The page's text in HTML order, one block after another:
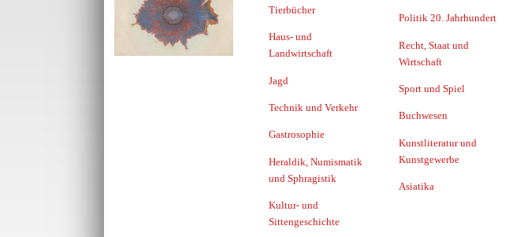
Tierbücher
Haus- und
Landwirtschaft
Jagd
Technik und Verkehr
Gastrosophie
Heraldik, Numismatik
und Sphragistik
Kultur- und
Sittengeschichte
Politik 20. Jahrhundert
Recht, Staat und
Wirtschaft
Sport und Spiel
Buchwesen
Kunstliteratur und
Kunstgewerbe
Asiatika